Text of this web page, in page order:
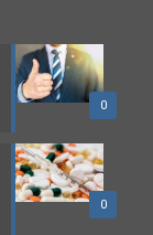
0
0